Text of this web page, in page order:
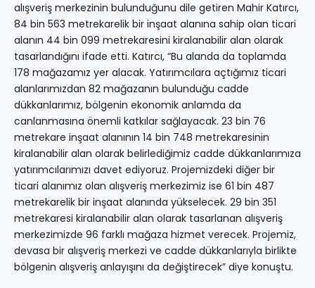
alışveriş merkezinin bulunduğunu dile getiren Mahir Katırcı,
84 bin 563 metrekarelik bir inşaat alanına sahip olan ticari
alanın 44 bin 099 metrekaresini kiralanabilir alan olarak
tasarlandığını ifade etti. Katırcı, “Bu alanda da toplamda
178 mağazamız yer alacak. Yatırımcılara açtığımız ticari
alanlarımızdan 82 mağazanın bulunduğu cadde
dükkanlarımız, bölgenin ekonomik anlamda da
canlanmasına önemli katkılar sağlayacak. 23 bin 76
metrekare inşaat alanının 14 bin 748 metrekaresinin
kiralanabilir alan olarak belirlediğimiz cadde dükkanlarımıza
yatırımcılarımızı davet ediyoruz. Projemizdeki diğer bir
ticari alanımız olan alışveriş merkezimiz ise 61 bin 487
metrekarelik bir inşaat alanında yükselecek. 29 bin 351
metrekaresi kiralanabilir alan olarak tasarlanan alışveriş
merkezimizde 96 farklı mağaza hizmet verecek. Projemiz,
devasa bir alışveriş merkezi ve cadde dükkanlarıyla birlikte
bölgenin alışveriş anlayışını da değiştirecek” diye konuştu.